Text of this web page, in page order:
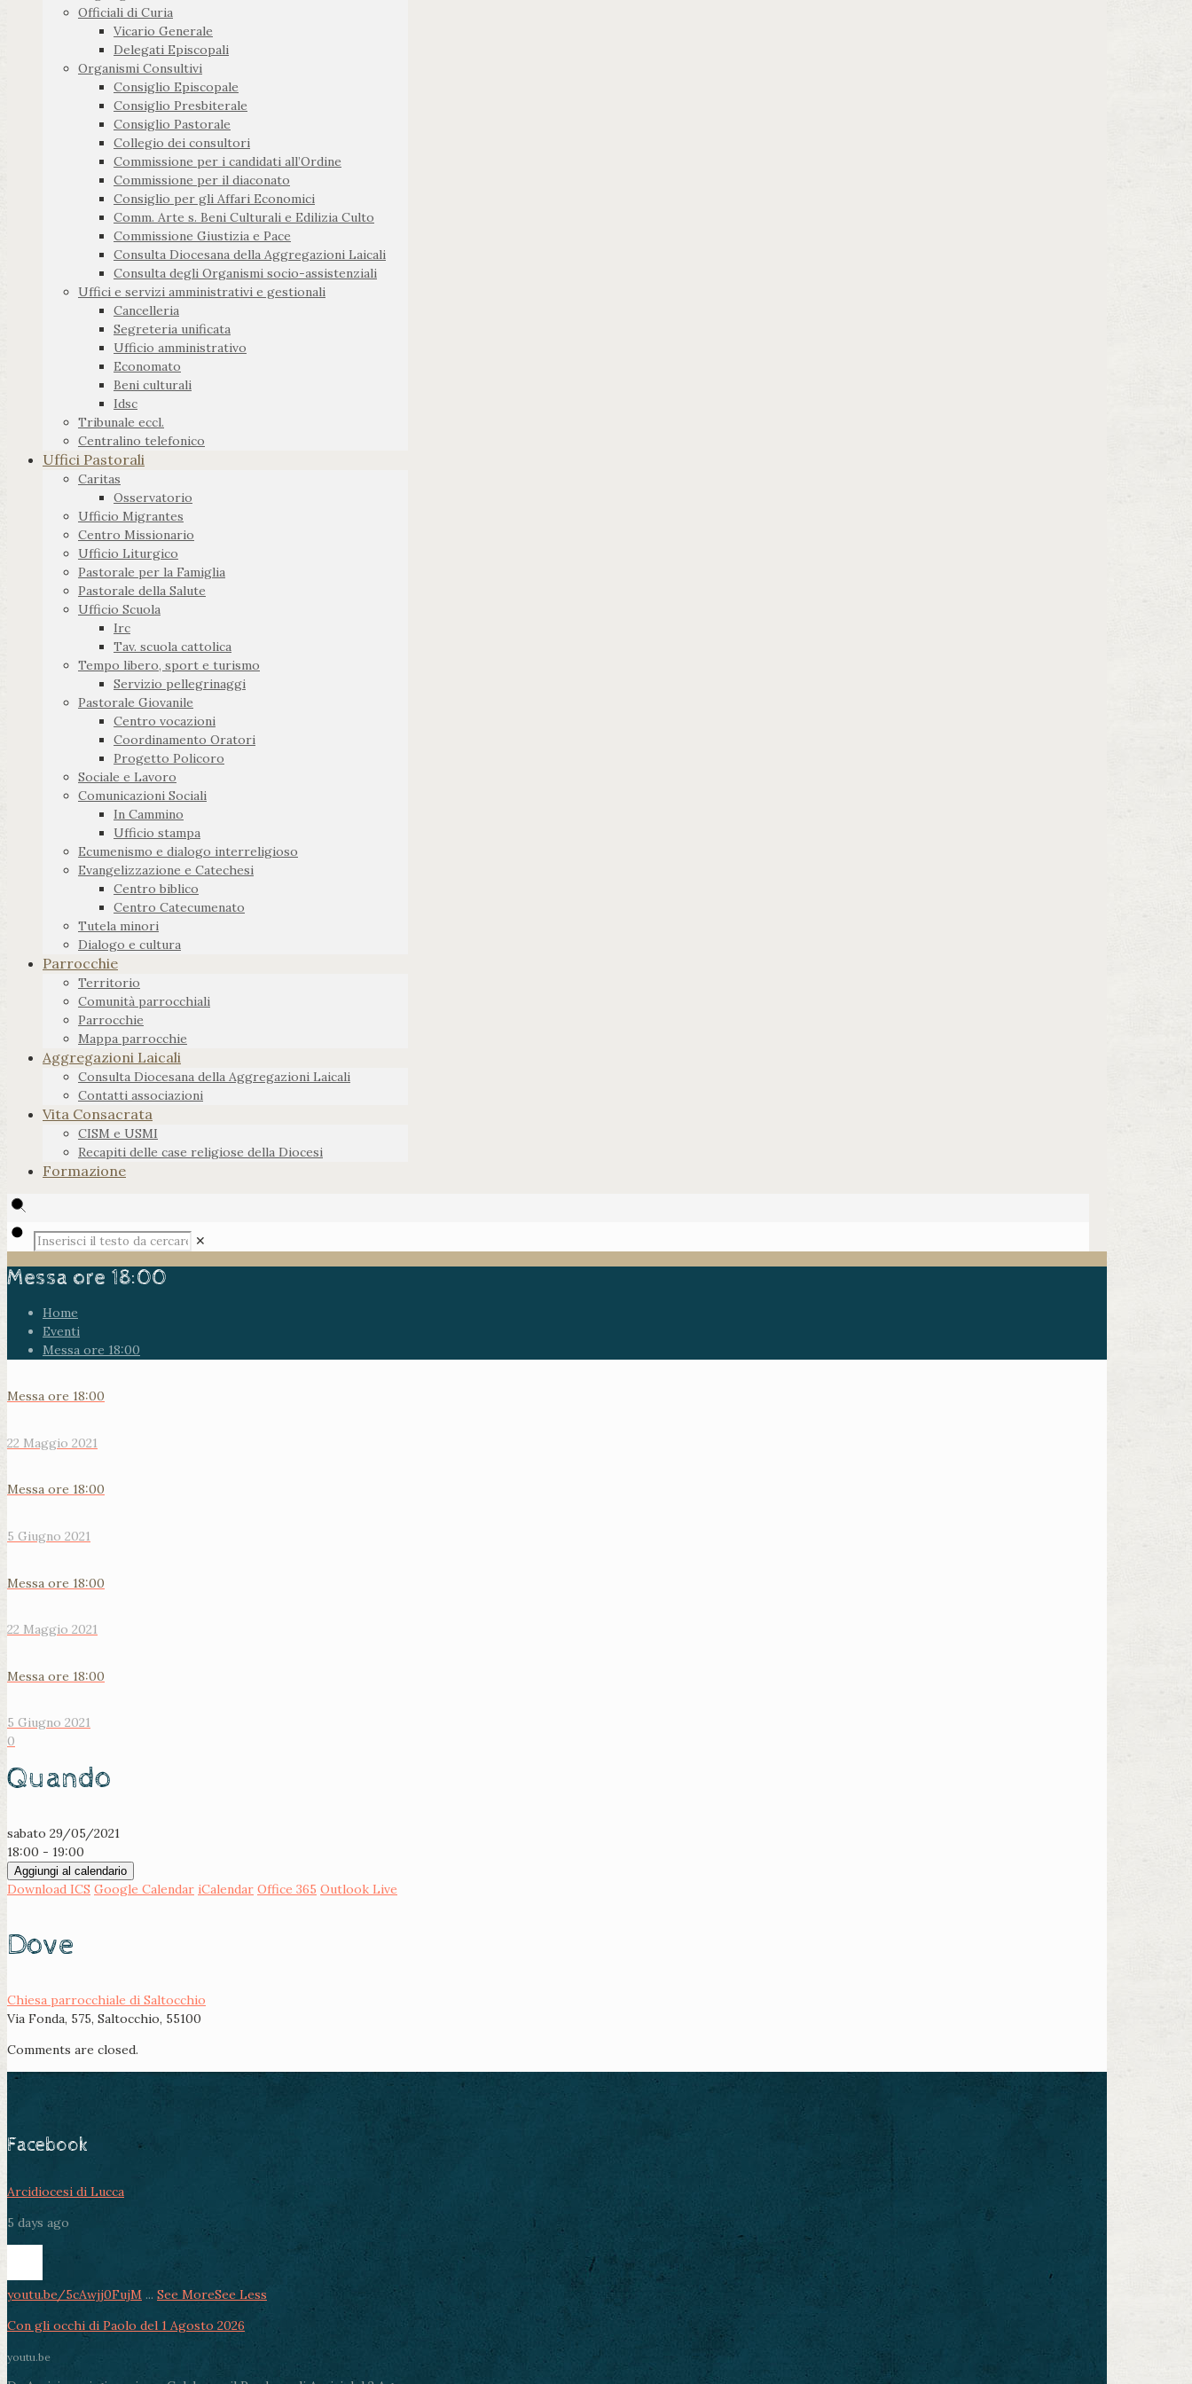
Officiali di Curia
Vicario Generale
Delegati Episcopali
Organismi Consultivi
Consiglio Episcopale
Consiglio Presbiterale
Consiglio Pastorale
Collegio dei consultori
Commissione per i candidati all’Ordine
Commissione per il diaconato
Consiglio per gli Affari Economici
Comm. Arte s. Beni Culturali e Edilizia Culto
Commissione Giustizia e Pace
Consulta Diocesana della Aggregazioni Laicali
Consulta degli Organismi socio-assistenziali
Uffici e servizi amministrativi e gestionali
Cancelleria
Segreteria unificata
Ufficio amministrativo
Economato
Beni culturali
Idsc
Tribunale eccl.
Centralino telefonico
Uffici Pastorali
Caritas
Osservatorio
Ufficio Migrantes
Centro Missionario
Ufficio Liturgico
Pastorale per la Famiglia
Pastorale della Salute
Ufficio Scuola
Irc
Tav. scuola cattolica
Tempo libero, sport e turismo
Servizio pellegrinaggi
Pastorale Giovanile
Centro vocazioni
Coordinamento Oratori
Progetto Policoro
Sociale e Lavoro
Comunicazioni Sociali
In Cammino
Ufficio stampa
Ecumenismo e dialogo interreligioso
Evangelizzazione e Catechesi
Centro biblico
Centro Catecumenato
Tutela minori
Dialogo e cultura
Parrocchie
Territorio
Comunità parrocchiali
Parrocchie
Mappa parrocchie
Aggregazioni Laicali
Consulta Diocesana della Aggregazioni Laicali
Contatti associazioni
Vita Consacrata
CISM e USMI
Recapiti delle case religiose della Diocesi
Formazione
✕
Messa ore 18:00
Home
Eventi
Messa ore 18:00
Messa ore 18:00
22 Maggio 2021
Messa ore 18:00
5 Giugno 2021
Messa ore 18:00
22 Maggio 2021
Messa ore 18:00
5 Giugno 2021
0
Quando
sabato 29/05/2021
18:00 - 19:00
Aggiungi al calendario
Download ICS Google Calendar iCalendar Office 365 Outlook Live
Dove
Chiesa parrocchiale di Saltocchio
Via Fonda, 575, Saltocchio, 55100
Comments are closed.
Facebook
Arcidiocesi di Lucca
5 days ago
youtu.be/5cAwjj0FujM ... See MoreSee Less
Con gli occhi di Paolo del 1 Agosto 2026
youtu.be